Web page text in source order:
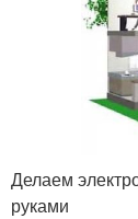
Делаем
руками